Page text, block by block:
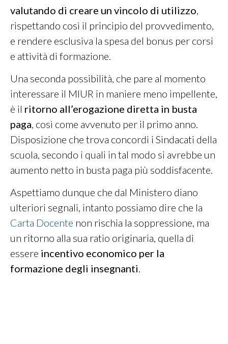
valutando di creare un vincolo di utilizzo
rispettando così il principio del provvedimento,
e rendere esclusiva la spesa del bonus per corsi
e attività di formazione.
Una seconda possibilità, che pare al momento
interessare il MIUR in maniere meno impellente,
è il ritorno all’erogazione diretta in busta
paga, così come avvenuto per il primo anno.
Disposizione che trova concordi i Sindacati della
scuola, secondo i quali in tal modo si avrebbe un
aumento netto in busta paga più soddisfacente.
Aspettiamo dunque che dal Ministero diano
ulteriori segnali, intanto possiamo dire che la
Carta Docente non rischia la soppressione, ma
un ritorno alla sua ratio originaria, quella di
essere incentivo economico per la
formazione degli insegnanti.